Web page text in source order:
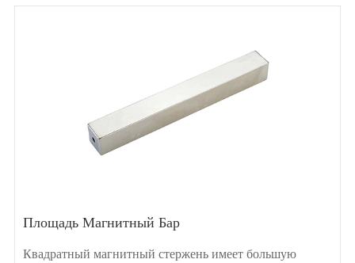
Площадь Магнитный Бар
Квадратный магнитный стержень имеет большую